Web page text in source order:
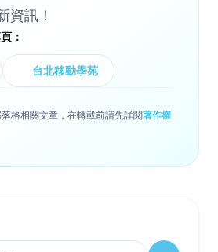
資訊！
：
台北移動學苑
格相關文章，在轉載前請先詳閱著作權